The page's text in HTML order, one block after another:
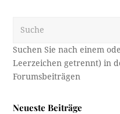
Neueste Beiträge